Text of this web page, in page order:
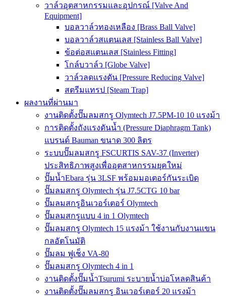
วาล์วอุตสาหกรรมและอุปกรณ์ [Valve And
Equipment]
บอลวาล์วทองเหลือง [Brass Ball Valve]
บอลวาล์วสแตนเลส [Stainless Ball Valve]
ข้อต่อสแตนเลส [Stainless Fitting]
โกล์บวาล์ว [Globe Valve]
วาล์วลดแรงดัน [Pressure Reducing Valve]
สตรีมแทรป [Steam Trap]
ผลงานที่ผ่านมา
งานติดตั้งปั๊มลมสกรู Olymtech J7.5PM-10 10 แรงม้า
การติดตั้งถังแรงดันน้ำ (Pressure Diaphragm Tank)
แบรนด์ Bauman ขนาด 300 ลิตร
ระบบปั๊มลมสกรู FSCURTIS SAV-37 (Inverter)
ประสิทธิภาพสูงเพื่ออุตสาหกรรมยุคใหม่
ปั๊มน้ำEbara รุ่น 3LSF พร้อมมอเตอร์กันระเบิด
ปั๊มลมสกรู Olymtech รุ่น J7.5CTG 10 bar
ปั๊มลมสกรูอินเวอร์เตอร์ Olymtech
ปั๊มลมสกรูแบบ 4 in 1 Olymtech
ปั๊มลมสกรู Olymtech 15 แรงม้า ใช้งานกับงานแขน
กลอัตโนมัติ
ปั๊มลม ฟูเช็ง VA-80
ปั๊มลมสกรู Olymtech 4 in 1
งานติดตั้งปั๊มน้ำTsurumi ระบายน้ำบ่อโหลดสินค้า
งานติดตั้งปั๊มลมสกรู อินเวอร์เตอร์ 20 แรงม้า